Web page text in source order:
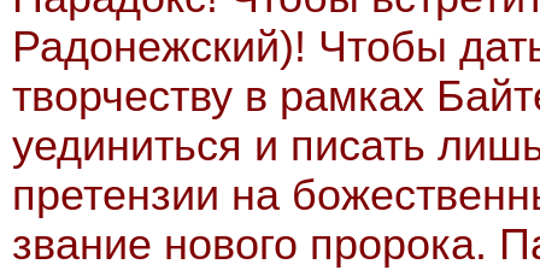
Радонежский)! Чтобы
творчеству в рамках
уединиться и писать
претензии на
звание нового пророка.